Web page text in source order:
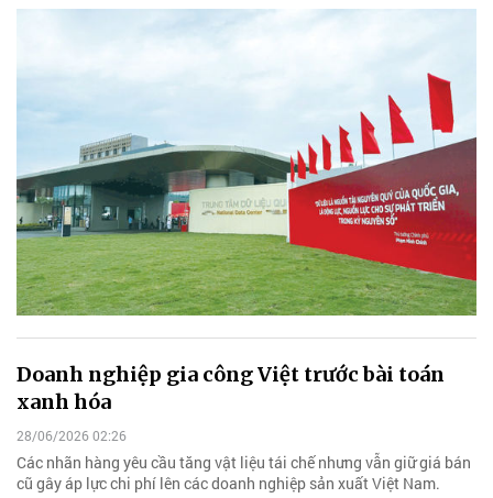
Doanh nghiệp gia công Việt trước bài toán
xanh hóa
28/06/2026 02:26
Các nhãn hàng yêu cầu tăng vật liệu tái chế nhưng vẫn giữ giá bán
cũ gây áp lực chi phí lên các doanh nghiệp sản xuất Việt Nam.